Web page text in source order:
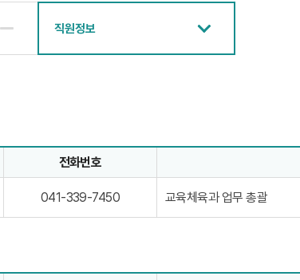
직원정보
직위, 전화번호, 담당업무를 안내하고 있습니다
전화번호
041-339-74500
교육체육과 업무 총괄